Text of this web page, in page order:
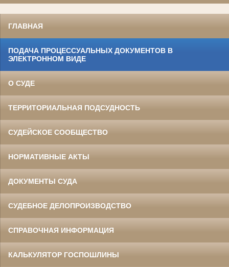
ГЛАВНАЯ
ПОДАЧА ПРОЦЕССУАЛЬНЫХ ДОКУМЕНТОВ В
ЭЛЕКТРОННОМ ВИДЕ
О СУДЕ
ТЕРРИТОРИАЛЬНАЯ ПОДСУДНОСТЬ
СУДЕЙСКОЕ СООБЩЕСТВО
НОРМАТИВНЫЕ АКТЫ
ДОКУМЕНТЫ СУДА
СУДЕБНОЕ ДЕЛОПРОИЗВОДСТВО
СПРАВОЧНАЯ ИНФОРМАЦИЯ
КАЛЬКУЛЯТОР ГОСПОШЛИНЫ